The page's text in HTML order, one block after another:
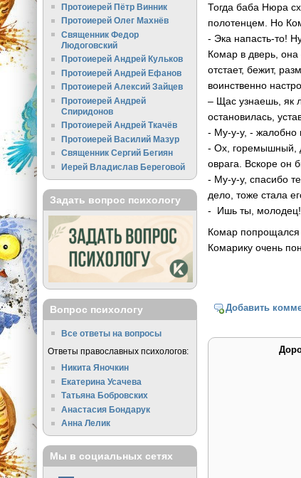
Тогда баба Нюра
полотенцем. Но
- Эка напасть-то!
Комар в дверь,
отстает, бежит,
воинственно
– Щас узнаешь, як
остановилась,
- Му-у-у, - жалобно
- Ох, горемышный,
оврага. Вскоре он
- Му-у-у, спасибо
дело, тоже стала
- Ишь ты, молодец!
Комар попрощался
Комарику очень
Добавить
Протоиерей Пётр Винник
Протоиерей Олег Махнёв
Священник Федор
Людоговский
Протоиерей Андрей Кульков
Протоиерей Андрей Ефанов
Протоиерей Алексий Зайцев
Протоиерей Андрей
Спиридонов
Протоиерей Андрей Ткачёв
Протоиерей Василий Мазур
Священник Сергий Бегиян
Иерей Владислав Береговой
Задать вопрос психологу
Вопрос психологу
Все ответы на вопросы
Ответы православных психологов:
Никита Яночкин
Екатерина Усачева
Татьяна Бобровских
Анастасия Бондарук
Анна Лелик
Мы в социальных сетях